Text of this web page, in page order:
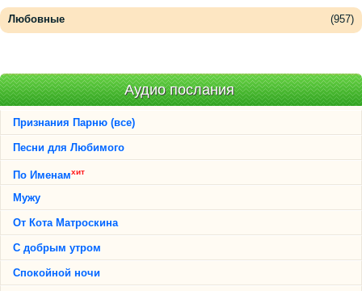
(957)
Любовные
Аудио послания
Признания Парню (все)
Песни для Любимого
По Именамхит
Мужу
От Кота Матроскина
С добрым утром
Спокойной ночи